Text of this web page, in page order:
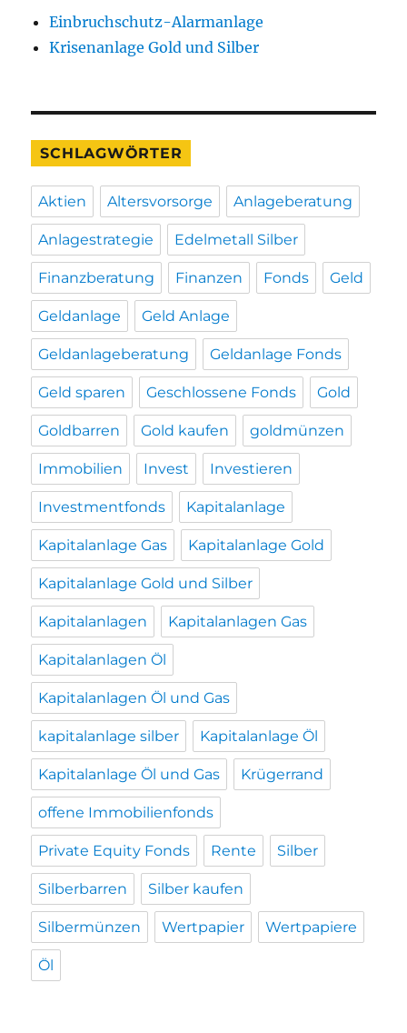
Einbruchschutz-Alarmanlage
Krisenanlage Gold und Silber
SCHLAGWÖRTER
Aktien Altersvorsorge Anlageberatung
Anlagestrategie Edelmetall Silber
Finanzberatung Finanzen Fonds Geld
Geldanlage Geld Anlage
Geldanlageberatung Geldanlage Fonds
Geld sparen Geschlossene Fonds Gold
Goldbarren Gold kaufen goldmünzen
Immobilien Invest Investieren
Investmentfonds Kapitalanlage
Kapitalanlage Gas Kapitalanlage Gold
Kapitalanlage Gold und Silber
Kapitalanlagen Kapitalanlagen Gas
Kapitalanlagen Öl
Kapitalanlagen Öl und Gas
kapitalanlage silber Kapitalanlage Öl
Kapitalanlage Öl und Gas Krügerrand
offene Immobilienfonds
Private Equity Fonds Rente Silber
Silberbarren Silber kaufen
Silbermünzen Wertpapier Wertpapiere
Öl